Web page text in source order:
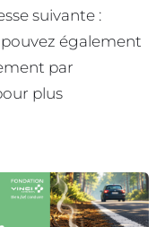
suivante :
pouvez également
par
plus